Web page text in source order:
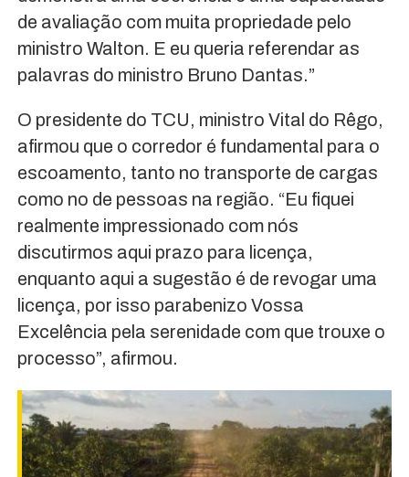
de avaliação com muita propriedade pelo
ministro Walton. E eu queria referendar as
palavras do ministro Bruno Dantas.”
O presidente do TCU, ministro Vital do Rêgo,
afirmou que o corredor é fundamental para o
escoamento, tanto no transporte de cargas
como no de pessoas na região. “Eu fiquei
realmente impressionado com nós
discutirmos aqui prazo para licença,
enquanto aqui a sugestão é de revogar uma
licença, por isso parabenizo Vossa
Excelência pela serenidade com que trouxe o
processo”, afirmou.